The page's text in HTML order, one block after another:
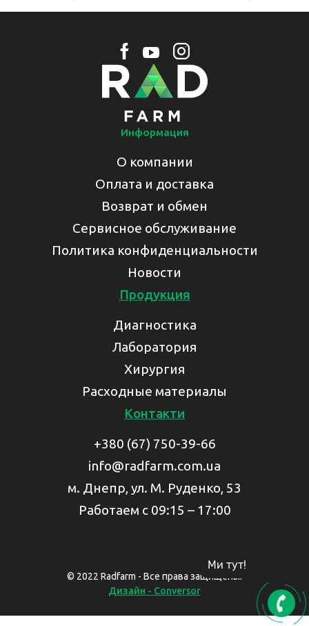
Информация
О компании
Оплата и доставка
Возврат и обмен
Сервисное обслуживание
Политика конфиденциальности
Новости
Продукция
Диагностика
Лаборатория
Хирургия
Расходные материалы
Контакти
+380 (67) 750-39-66
info@radfarm.com.ua
м. Днепр, ул. М. Руденко, 53
Работаем с 09:15 – 17:00
© 2022 Radfarm - Все права защищены.
Дизайн - Conversor
Ми тут!